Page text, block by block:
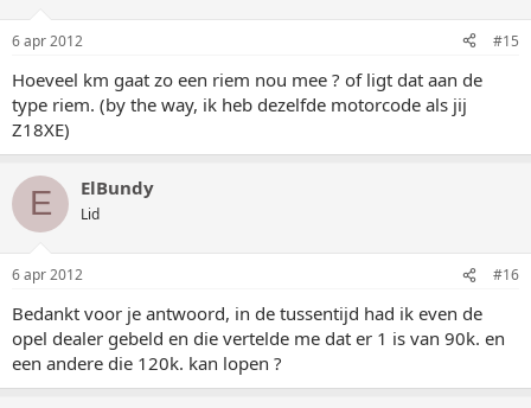
6 apr 2012 #15
Hoeveel km gaat zo een riem nou mee ? of ligt dat aan de
type riem. (by the way, ik heb dezelfde motorcode als jij
Z18XE)
E ElBundy
Lid
6 apr 2012 #16
Bedankt voor je antwoord, in de tussentijd had ik even de
opel dealer gebeld en die vertelde me dat er 1 is van 90k. en
een andere die 120k. kan lopen ?